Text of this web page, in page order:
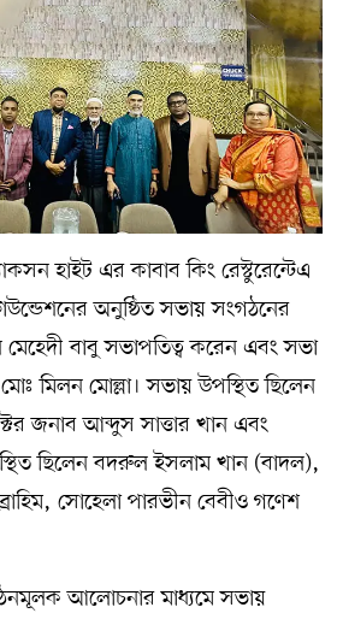
হাইট এর কাবাব কিং রেস্টুরেন্টেএ
অনুষ্ঠিত সভায় সংগঠনের
বাবু সভাপতিত্ব করেন এবং সভা
মিলন মোল্লা। সভায় উপস্থিত ছিলেন
জনাব আব্দুস সাত্তার খান এবং
ছিলেন বদরুল ইসলাম খান (বাদল),
সোহেলা পারভীন বেবীও গণেশ
আলোচনার মাধ্যমে সভায়